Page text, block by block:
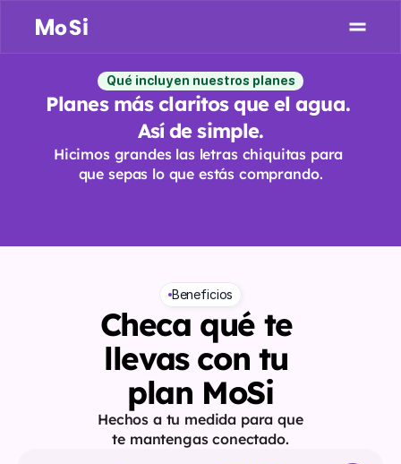
Qué incluyen nuestros planes
Planes más claritos que el agua.
Así de simple.
Hicimos grandes las letras chiquitas para
que sepas lo que estás comprando.
Beneficios
Checa qué te
llevas con tu
plan MoSi
Hechos a tu medida para que
te mantengas conectado.